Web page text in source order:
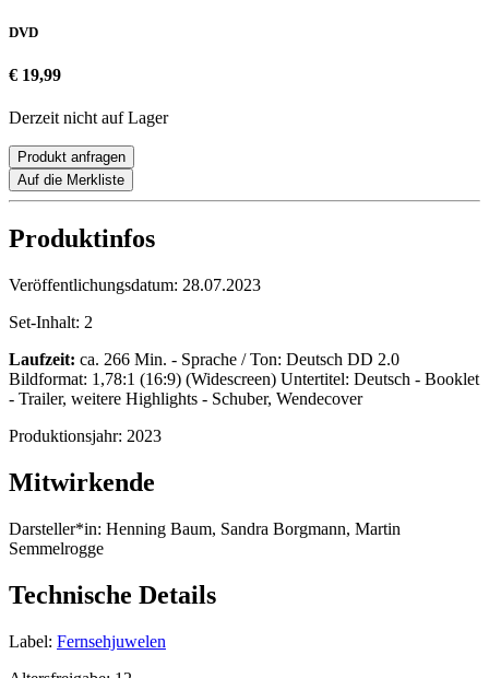
DVD
€ 19,99
Derzeit nicht auf Lager
Produkt anfragen
Auf die Merkliste
Produktinfos
Veröffentlichungsdatum: 28.07.2023
Set-Inhalt: 2
Laufzeit: ca. 266 Min. - Sprache / Ton: Deutsch DD 2.0
Bildformat: 1,78:1 (16:9) (Widescreen) Untertitel: Deutsch - Booklet
- Trailer, weitere Highlights - Schuber, Wendecover
Produktionsjahr: 2023
Mitwirkende
Darsteller*in: Henning Baum, Sandra Borgmann, Martin
Semmelrogge
Technische Details
Label: Fernsehjuwelen